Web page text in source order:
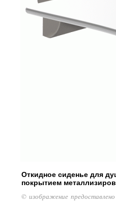
Откидное сиденье для
покрытием
© изображение